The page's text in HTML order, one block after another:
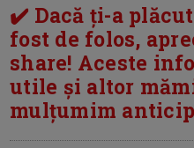
✔️ Dacă ți-a
fost de folos,
share! Aceste
utile și altor
mulțumim